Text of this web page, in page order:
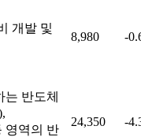
개발 및
8,980 -
반도체
영역의 반
24,350 -